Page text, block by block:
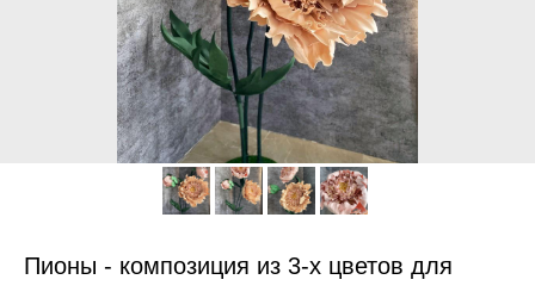
Пионы - композиция из 3-х цветов для